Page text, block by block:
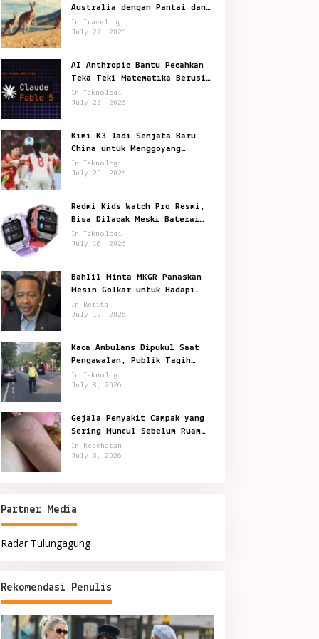
Australia dengan Pantai dan
Satwa Ikonik
In Traveling
July 27, 2026
AI Anthropic Bantu Pecahkan
Teka Teki Matematika Berusia
87 Tahun
In Teknologi
July 23, 2026
Kimi K3 Jadi Senjata Baru
China untuk Menggoyang
Keunggulan AI Amerika
In Teknologi
July 20, 2026
Redmi Kids Watch Pro Resmi,
Bisa Dilacak Meski Baterai
Sudah Habis
In Teknologi
July 16, 2026
Bahlil Minta MKGR Panaskan
Mesin Golkar untuk Hadapi
Pemilu 2029
In Berita
July 12, 2026
Kaca Ambulans Dipukul Saat
Pengawalan, Publik Tagih
Jawaban Polisi
In Teknologi
July 8, 2026
Gejala Penyakit Campak yang
Sering Muncul Sebelum Ruam
Terlihat
In Kesehatan
July 3, 2026
Partner Media
Radar Tulungagung
Rekomendasi Penulis